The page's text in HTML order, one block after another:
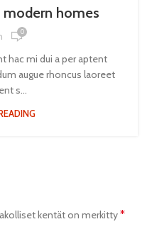
modern homes
0
hac mi dui a per aptent
augue rhoncus laoreet
s...
kentät on merkitty*